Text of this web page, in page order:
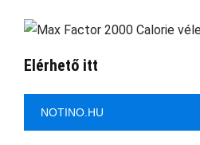
Elérhető itt
NOTINO.HU